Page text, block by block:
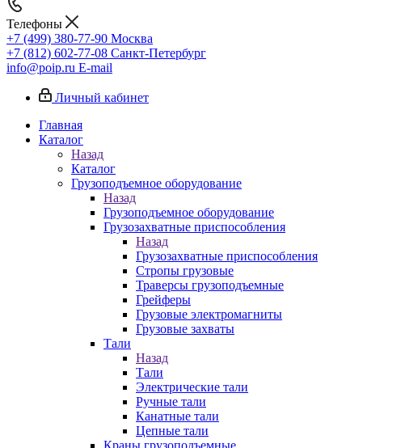
Телефоны
+7 (499) 380-77-90 Москва
+7 (812) 602-77-08 Санкт-Петербург
info@poip.ru E-mail
Личный кабинет
Главная
Каталог
Назад
Каталог
Грузоподъемное оборудование
Назад
Грузоподъемное оборудование
Грузозахватные приспособления
Назад
Грузозахватные приспособления
Стропы грузовые
Траверсы грузоподъемные
Грейферы
Грузовые электромагниты
Грузовые захваты
Тали
Назад
Тали
Электрические тали
Ручные тали
Канатные тали
Цепные тали
Краны грузоподъемные